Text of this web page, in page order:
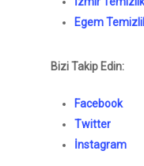
Egem
Bizi Takip Edin:
Facebook
Twitter
İnstagram